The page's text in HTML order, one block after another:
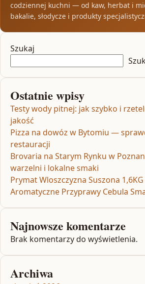
codziennej kuchni — od kaw, herbat i
bakalie, słodycze i produkty
Szukaj
Ostatnie wpisy
Testy wody pitnej: jak szybko i
jakość
Pizza na dowóz w Bytomiu —
restauracji
Brovaria na Starym Rynku w
warzelni i lokalne smaki
Prymat Wloszczyzna Suszona 1,6KG
Aromatyczne Przyprawy Cebula
Najnowsze komentarze
Brak komentarzy do wyświetlenia.
Archiwa